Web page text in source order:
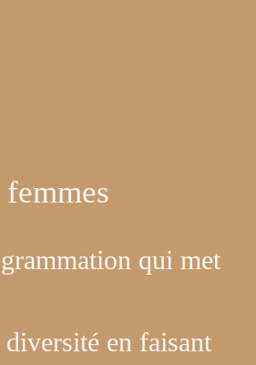
qui met
diversité en faisant